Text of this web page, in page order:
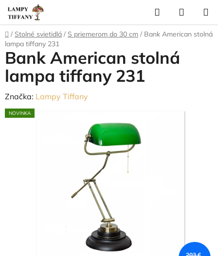
Prejsť
na
obsah
Hľadať
KOŠÍK
Domov
/ Stolné svietidlá / S priemerom do 30 cm / Bank American stolná
lampa tiffany 231
Bank American stolná
lampa tiffany 231
Značka: Lampy Tiffany
NOVINKA